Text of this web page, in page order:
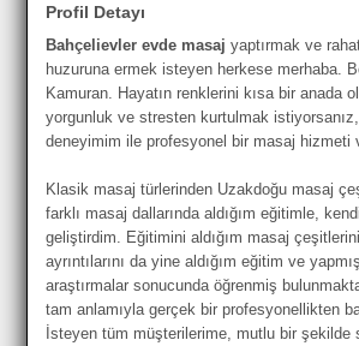
Profil Detayı
Bahçelievler evde masaj yaptırmak ve
huzuruna ermek isteyen herkese merhaba.
Kamuran. Hayatın renklerini kısa bir anada
yorgunluk ve stresten kurtulmak
deneyimim ile profesyonel bir masaj hizmeti
Klasik masaj türlerinden Uzakdoğu masaj
farklı masaj dallarında aldığım eğitimle,
geliştirdim. Eğitimini aldığım masaj
ayrıntılarını da yine aldığım eğitim ve
araştırmalar sonucunda öğrenmiş
tam anlamıyla gerçek bir profesyonellikten
İsteyen tüm müşterilerime, mutlu bir şekilde